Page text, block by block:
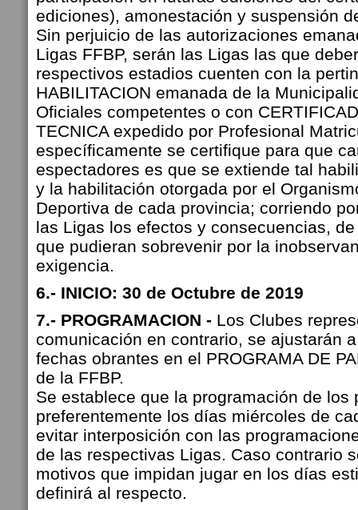
ediciones), amonestación y suspensión
Sin perjuicio de las autorizaciones
Ligas FFBP, serán las Ligas las que
respectivos estadios cuenten con la
HABILITACION emanada de la
Oficiales competentes o con
TECNICA expedido por Profesional
específicamente se certifique para que
espectadores es que se extiende tal
y la habilitación otorgada por el
Deportiva de cada provincia; corriendo
las Ligas los efectos y consecuencias,
que pudieran sobrevenir por la
exigencia.
6.- INICIO: 30 de Octubre de 2019
7.- PROGRAMACION - Los Clubes
comunicación en contrario, se ajustarán
fechas obrantes en el PROGRAMA DE
de la FFBP.
Se establece que la programación de los
preferentemente los días miércoles de
evitar interposición con las
de las respectivas Ligas. Caso contrario
motivos que impidan jugar en los días
definirá al respecto.